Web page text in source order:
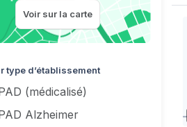
Voir sur la carte
type d’établissement
(médicalisé)
Alzheimer